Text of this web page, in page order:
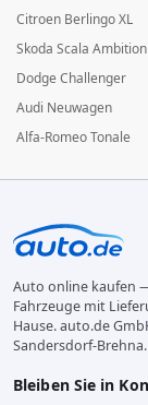
Citroen Berlingo XL
Skoda Scala
Dodge Challenger
Audi Neuwagen
Alfa-Romeo Tonale
Auto online kaufen
Fahrzeuge mit
Hause. auto.de
Sandersdorf-Brehna.
Bleiben Sie in